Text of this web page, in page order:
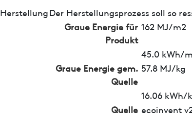
HerstellungDer Herstellungsprozess soll so
Graue Energie für
Produkt
162 MJ/m2
45.0 kWh/
Graue Energie gem.
Quelle
57.8 MJ/kg
16.06 kWh/
Quelle ecoinvent